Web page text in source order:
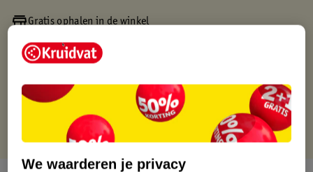
Gratis ophalen in de winkel
Gratis thuisbezorgd vanaf 50.00
Gratis punten met je Kruidvat kaart
We waarderen je privacy